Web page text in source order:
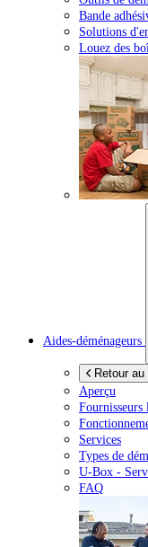
Bande
Solutions
Louez des
Aides-déménageurs
Retour
Aperçu
Fournisseurs
Services
Types de
U-Box -
FAQ